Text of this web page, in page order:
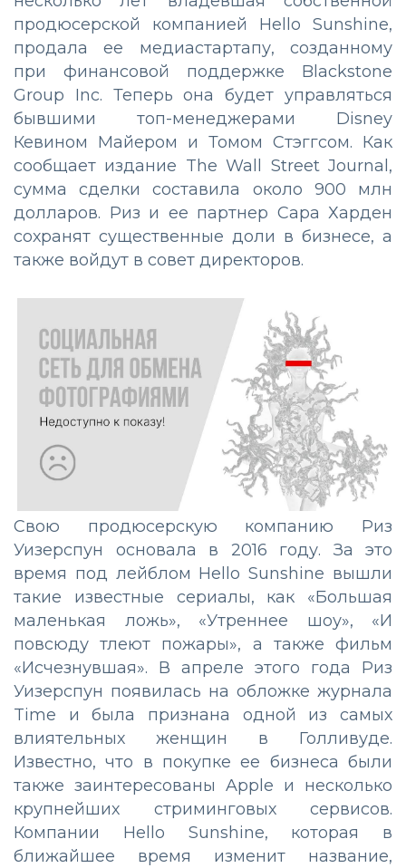
продюсерской компанией Hello Sunshine,
продала ее медиастартапу, созданному
при финансовой поддержке Blackstone
Group Inc. Теперь она будет управляться
бывшими топ-менеджерами Disney
Кевином Майером и Томом Стэггсом. Как
сообщает издание The Wall Street Journal,
сумма сделки составила около 900 млн
долларов. Риз и ее партнер Сара Харден
сохранят существенные доли в бизнесе, а
также войдут в совет директоров.
Свою продюсерскую компанию Риз
Уизерспун основала в 2016 году. За это
время под лейблом Hello Sunshine вышли
такие известные сериалы, как «Большая
маленькая ложь», «Утреннее шоу», «И
повсюду тлеют пожары», а также фильм
«Исчезнувшая». В апреле этого года Риз
Уизерспун появилась на обложке журнала
Time и была признана одной из самых
влиятельных женщин в Голливуде.
Известно, что в покупке ее бизнеса были
также заинтересованы Apple и несколько
крупнейших стриминговых сервисов.
Компании Hello Sunshine, которая в
ближайшее время изменит название,